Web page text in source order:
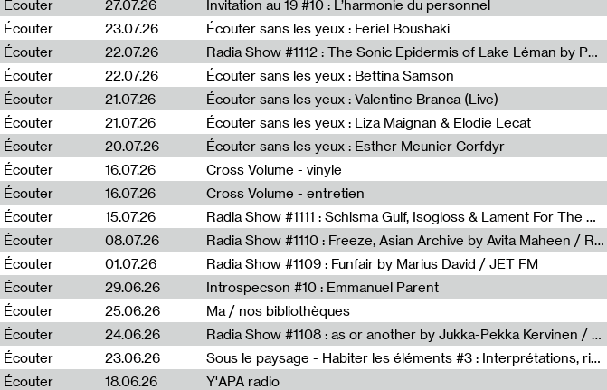
Écouter
27.07.26 Invitation au 19 #10 : L’harmonie du personnel
Écouter
23.07.26 Écouter sans les yeux : Feriel Boushaki
Écouter
22.07.26 Radia Show #1112 : The Sonic Epidermis of Lake Léman by Paul Courlet / Guest Slot
Écouter
22.07.26 Écouter sans les yeux : Bettina Samson
Écouter
21.07.26 Écouter sans les yeux : Valentine Branca (Live)
Écouter
21.07.26 Écouter sans les yeux : Liza Maignan & Elodie Lecat
Écouter
20.07.26 Écouter sans les yeux : Esther Meunier Corfdyr
Écouter
16.07.26 Cross Volume - vinyle
Écouter
16.07.26 Cross Volume - entretien
Écouter
15.07.26 Radia Show #1111 : Schisma Gulf, Isogloss & Lament For The Old Clock By Harvey Young / Resonance
Écouter
08.07.26 Radia Show #1110 : Freeze, Asian Archive by Avita Maheen / Radio Worm
Écouter
01.07.26 Radia Show #1109 : Funfair by Marius David / JET FM
Écouter
29.06.26 Introspecson #10 : Emmanuel Parent
Écouter
25.06.26 Ma / nos bibliothèques
Écouter
24.06.26 Radia Show #1108 : as or another by Jukka-Pekka Kervinen / Rádio Zero
Écouter
23.06.26 Sous le paysage - Habiter les éléments #3 : Interprétations, rituels et symboliques des éléments
Écouter
18.06.26 Y'APA radio
00